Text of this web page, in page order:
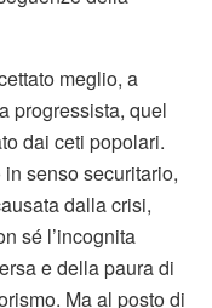
meglio, a
progressista, quel
dai ceti popolari.
senso securitario,
dalla crisi,
sé l’incognita
e della paura di
Ma al posto di